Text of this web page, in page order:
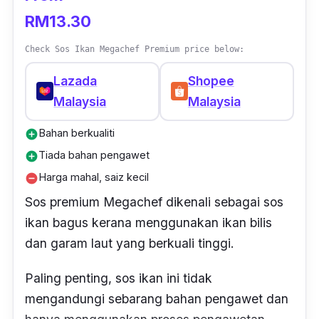
RM13.30
Check Sos Ikan Megachef Premium price below:
Lazada
Malaysia
Shopee
Malaysia
add_circleBahan berkualiti
add_circleTiada bahan pengawet
remove_circleHarga mahal, saiz kecil
Sos premium Megachef dikenali sebagai sos
ikan bagus kerana menggunakan ikan bilis
dan garam laut yang berkuali tinggi.
Paling penting, sos ikan ini tidak
mengandungi sebarang bahan pengawet dan